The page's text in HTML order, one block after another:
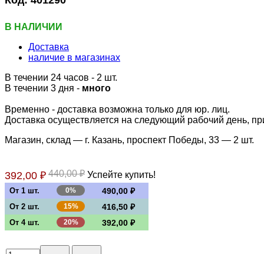
В НАЛИЧИИ
Доставка
наличие в магазинах
В течении 24 часов - 2 шт.
В течении 3 дня - много
Временно - доставка возможна только для юр. лиц.
Доставка осуществляется на следующий рабочий день,
Магазин, склад — г. Казань, проспект Победы, 33 — 2 шт.
392,00 ₽ 440,00 ₽ Успейте купить!
От 1 шт. 0% 490,00 ₽
От 2 шт. 15% 416,50 ₽
От 4 шт. 20% 392,00 ₽